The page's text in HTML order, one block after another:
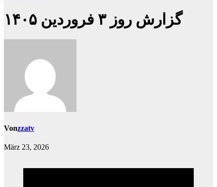
گزارش روز ۳ فروردین ۱۴۰۵
Vonzzatv
März 23, 2026